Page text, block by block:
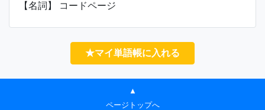
【名詞】 コードページ
★マイ単語帳に入れる
▲
ページトップへ